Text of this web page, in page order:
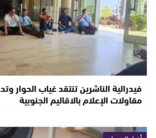
فيدرالية الناشرين تنتقد غياب الحوار
مقاولات الإعلام بالاقاليم الجنوبية